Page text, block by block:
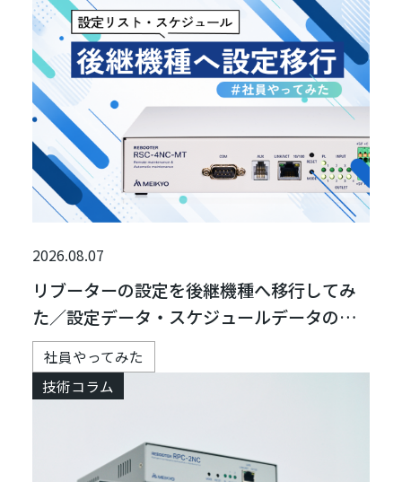
2026.08.07
リブーターの設定を後継機種へ移行してみ
た／設定データ・スケジュールデータの移
行方法
社員やってみた
技術コラム